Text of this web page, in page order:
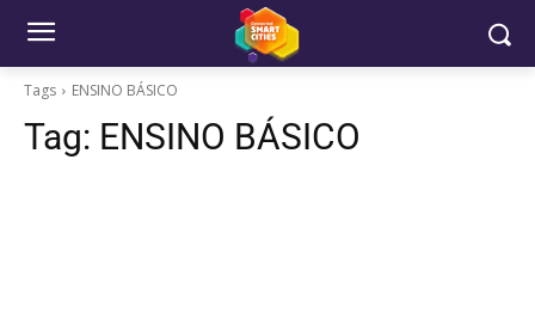
Tags ENSINO BÁSICO
Tag: ENSINO BÁSICO